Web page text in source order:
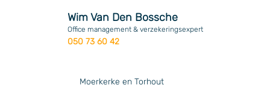
Wim Van Den Bossche
Office management & verzekeringsexpert
050 73 60 42
Moerkerke en Torhout